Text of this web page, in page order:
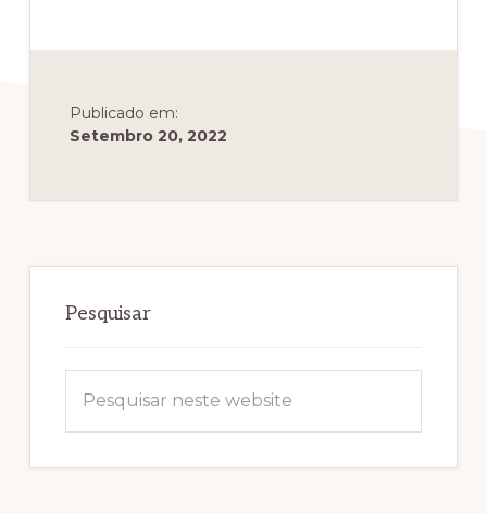
Ambiente
Publicado em:
Setembro 20, 2022
primária
Pesquisar
neste